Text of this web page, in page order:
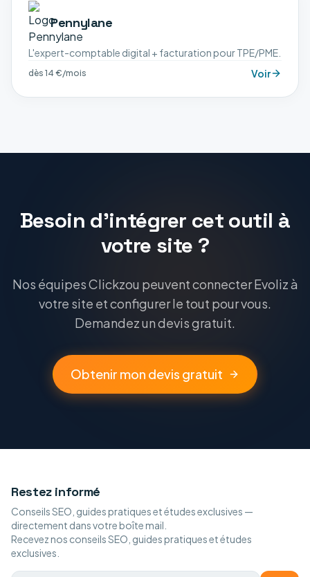
Pennylane
L'expert-comptable digital + facturation pour TPE/PME.
dès 14 €/mois Voir
Besoin d'intégrer cet outil à
votre site ?
Nos équipes Clickzou peuvent connecter Evoliz à
votre site et configurer le tout pour vous.
Demandez un devis gratuit.
Obtenir mon devis gratuit
Restez informé
Conseils SEO, guides pratiques et études exclusives —
directement dans votre boîte mail.
Recevez nos conseils SEO, guides pratiques et études
exclusives.